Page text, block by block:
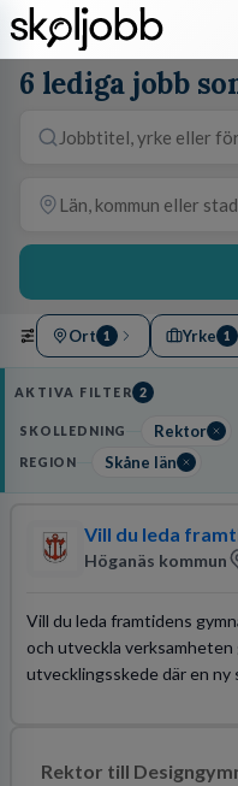
6 lediga jobb
Ort 1 Yrke 1
AKTIVA FILTER 2
SKOLLEDNING Rektor
REGION Skåne län
Vill du leda
Höganäs kommun
Vill du leda framtidens
och utveckla
utvecklingsskede där en ny
Rektor till